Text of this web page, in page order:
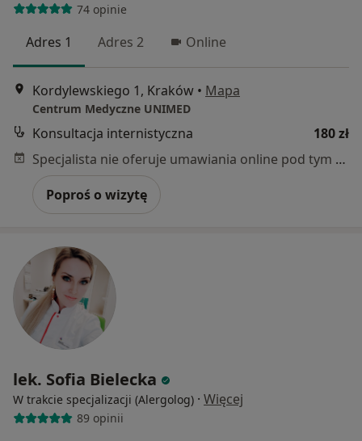
74 opinie
Adres 1 Adres 2 Online
Kordylewskiego 1, Kraków • Mapa
Centrum Medyczne UNIMED
Konsultacja internistyczna
180 zł
Specjalista nie oferuje umawiania online pod tym adresem.
Poproś o wizytę
lek. Sofia Bielecka
W trakcie specjalizacji (Alergolog) · Więcej
89 opinii